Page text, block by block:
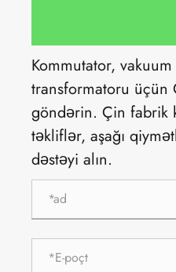
Kommutator,
transformatoru üçün
göndərin. Çin fabrik
təkliflər, aşağı
dəstəyi alın.